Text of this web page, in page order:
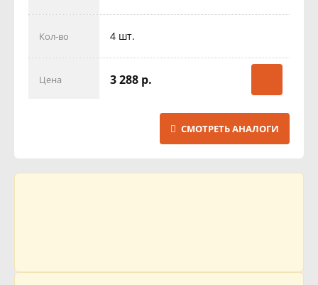
Кол-во 4 шт.
Цена 3 288 р.
СМОТРЕТЬ АНАЛОГИ